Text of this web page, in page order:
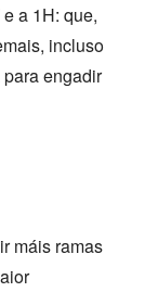
a 1H: que,
incluso
engadir
máis ramas